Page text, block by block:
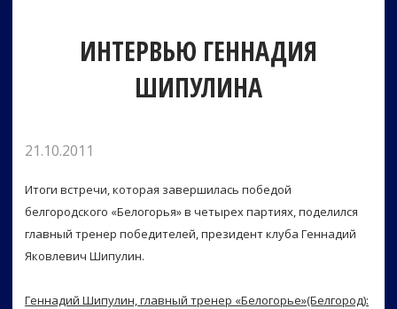
ИНТЕРВЬЮ ГЕННАДИЯ
ШИПУЛИНА
21.10.2011
Итоги встречи, которая завершилась победой
белгородского «Белогорья» в четырех партиях, поделился
главный тренер победителей, президент клуба Геннадий
Яковлевич Шипулин.
Геннадий Шипулин, главный тренер «Белогорье»(Белгород):